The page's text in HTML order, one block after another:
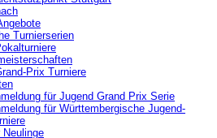
Turnierserien
Prix Turniere
für Jugend Grand Prix Serie
für Württembergische Jugend-